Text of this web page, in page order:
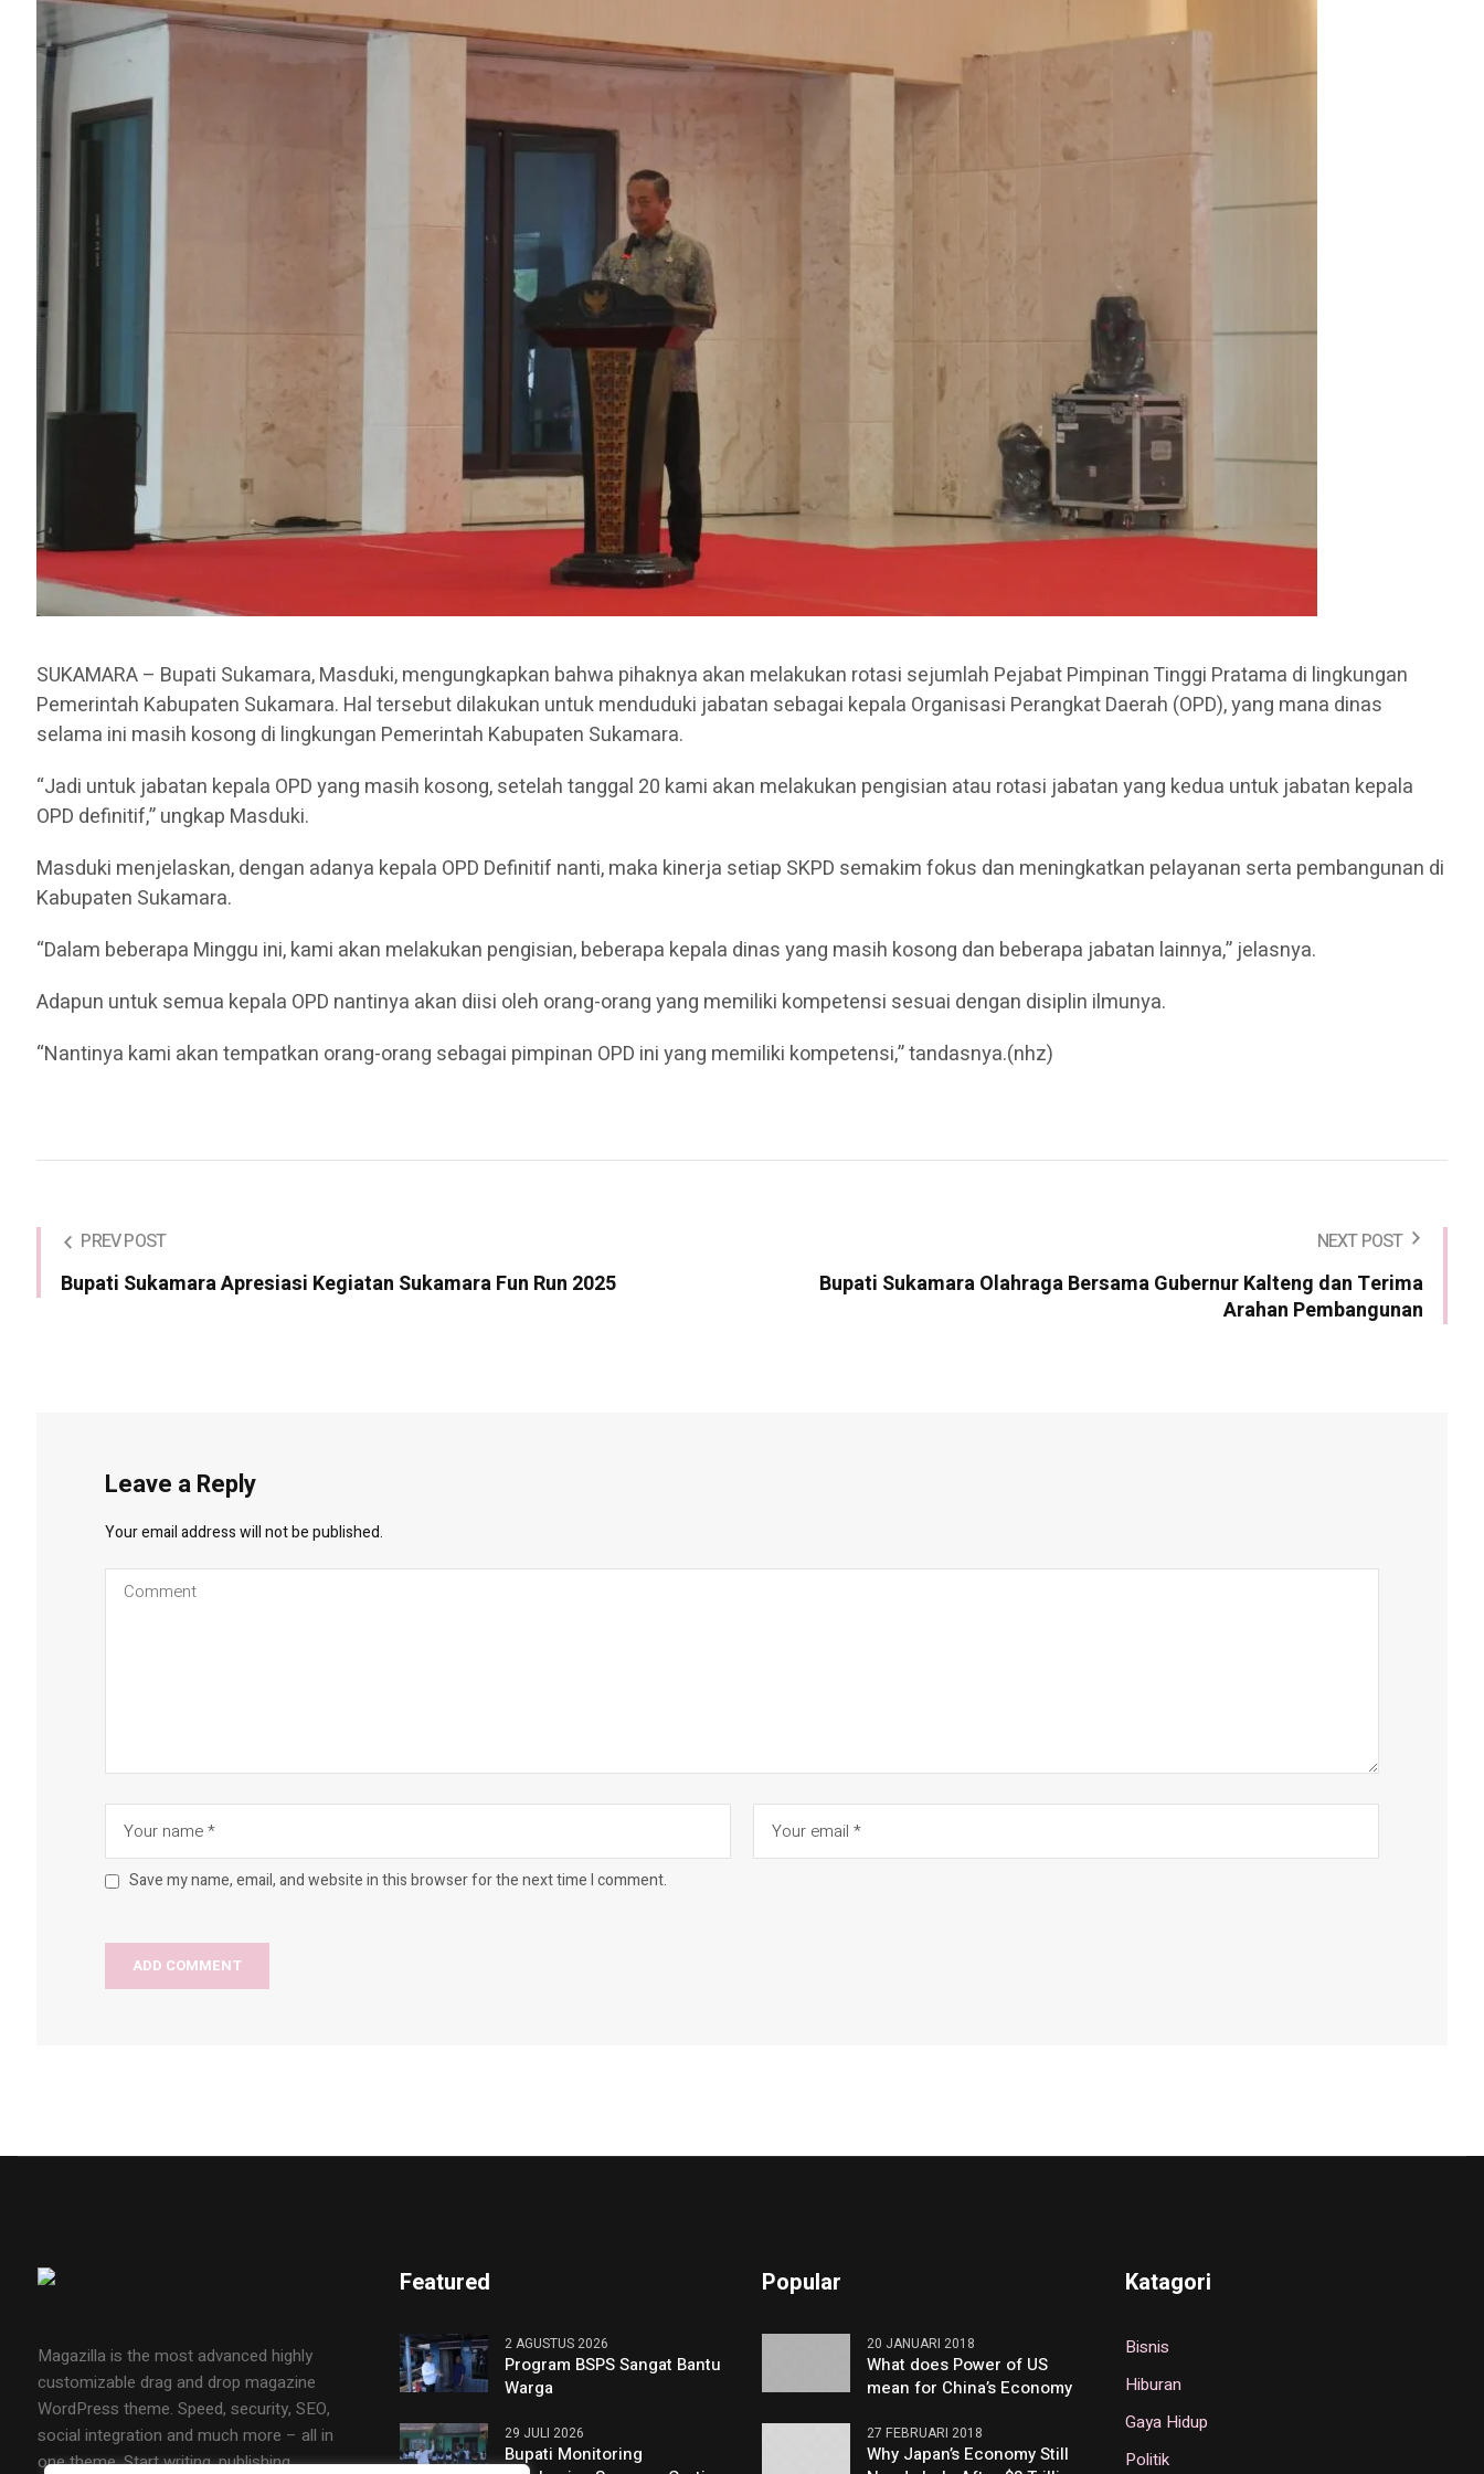
SUKAMARA – Bupati Sukamara, Masduki, mengungkapkan bahwa pihaknya akan melakukan rotasi sejumlah Pejabat Pimpinan Tinggi Pratama di lingkungan
Pemerintah Kabupaten Sukamara. Hal tersebut dilakukan untuk menduduki jabatan sebagai kepala Organisasi Perangkat Daerah (OPD), yang mana dinas
selama ini masih kosong di lingkungan Pemerintah Kabupaten Sukamara.
“Jadi untuk jabatan kepala OPD yang masih kosong, setelah tanggal 20 kami akan melakukan pengisian atau rotasi jabatan yang kedua untuk jabatan kepala
OPD definitif,” ungkap Masduki.
Masduki menjelaskan, dengan adanya kepala OPD Definitif nanti, maka kinerja setiap SKPD semakim fokus dan meningkatkan pelayanan serta pembangunan di
Kabupaten Sukamara.
“Dalam beberapa Minggu ini, kami akan melakukan pengisian, beberapa kepala dinas yang masih kosong dan beberapa jabatan lainnya,” jelasnya.
Adapun untuk semua kepala OPD nantinya akan diisi oleh orang-orang yang memiliki kompetensi sesuai dengan disiplin ilmunya.
“Nantinya kami akan tempatkan orang-orang sebagai pimpinan OPD ini yang memiliki kompetensi,” tandasnya.(nhz)
PREV POST
Bupati Sukamara Apresiasi Kegiatan Sukamara Fun Run 2025
NEXT POST
Bupati Sukamara Olahraga Bersama Gubernur Kalteng dan Terima
Arahan Pembangunan
Leave a Reply
Your email address will not be published.
Save my name, email, and website in this browser for the next time I comment.
Magazilla is the most advanced highly
customizable drag and drop magazine
WordPress theme. Speed, security, SEO,
social integration and much more – all in
one theme. Start writing, publishing,
Featured
2 AGUSTUS 2026
Program BSPS Sangat Bantu
Warga
29 JULI 2026
Bupati Monitoring
Popular
20 JANUARI 2018
What does Power of US
mean for China’s Economy
27 FEBRUARI 2018
Why Japan’s Economy Still
Katagori
Bisnis
Hiburan
Gaya Hidup
Politik